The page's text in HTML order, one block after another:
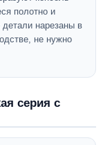
полотно и
детали нарезаны в
не нужно
серия с